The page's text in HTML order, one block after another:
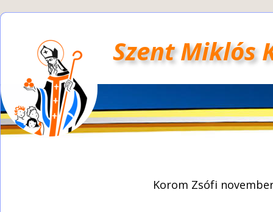
Korom Zsófi
Szent Miklós